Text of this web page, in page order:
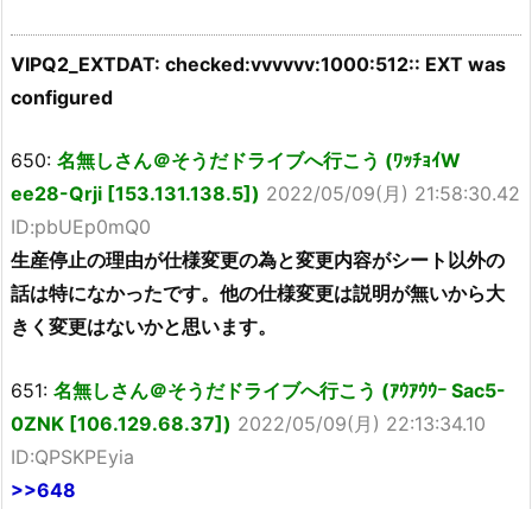
VIPQ2_EXTDAT: checked:vvvvvv:1000:512:: EXT was
configured
650: 名無しさん＠そうだドライブへ行こう (ﾜｯﾁｮｲW
ee28-Qrji [153.131.138.5]) 2022/05/09(月) 21:58:30.42
ID:pbUEp0mQ0
生産停止の理由が仕様変更の為と変更内容がシート以外の
話は特になかったです。他の仕様変更は説明が無いから大
きく変更はないかと思います。
651: 名無しさん＠そうだドライブへ行こう (ｱｳｱｳｳｰ Sac5-
0ZNK [106.129.68.37]) 2022/05/09(月) 22:13:34.10
ID:QPSKPEyia
>>648